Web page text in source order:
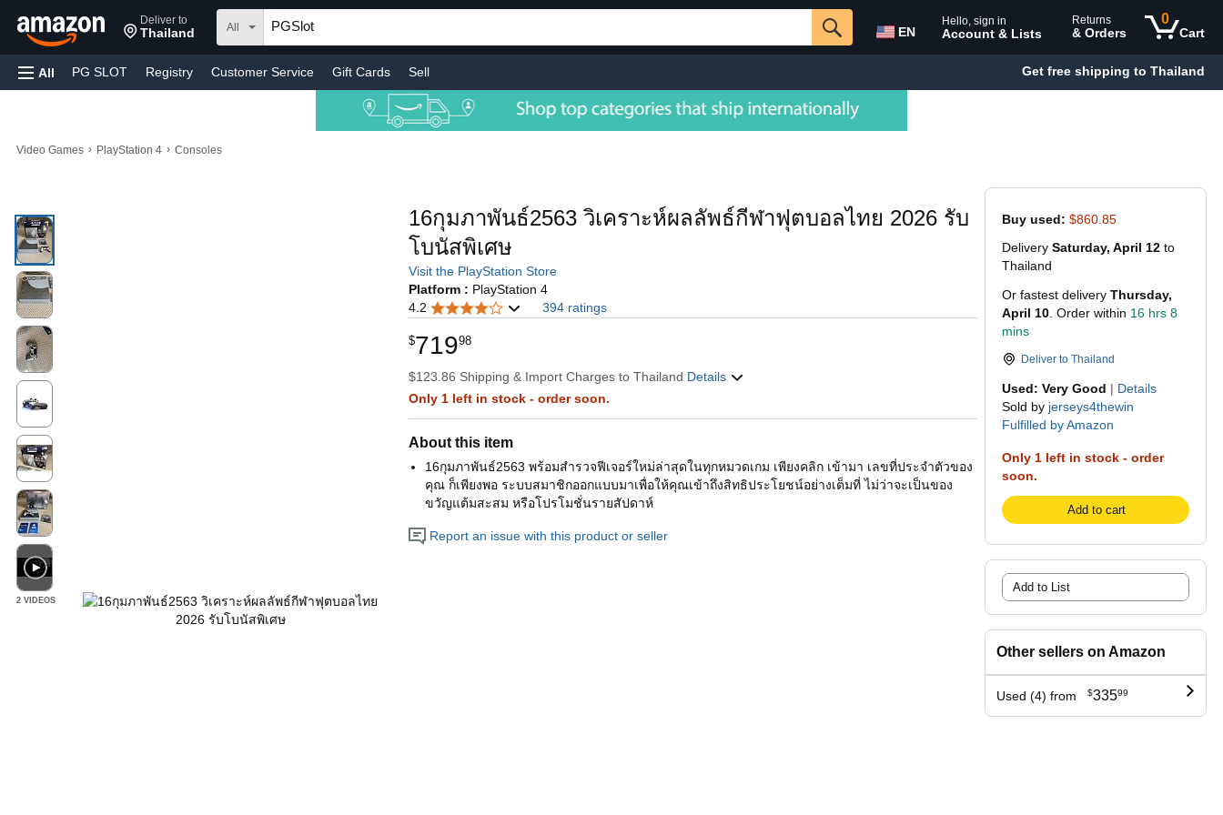
Deliver to
Thailand All EN
Hello, sign in
Account & Lists
Returns
& Orders
0
Cart
All PG SLOT Registry Customer Service Gift Cards Sell Get free shipping to Thailand
Video Games › PlayStation 4 › Consoles
Buy used: $860.85
Delivery Saturday, April 12 to
Thailand
Or fastest delivery Thursday,
April 10 . Order within 16 hrs 8
mins
Deliver to Thailand
Used: Very Good | Details
Sold by jerseys4thewin
Fulfilled by Amazon
Only 1 left in stock - order
soon.
Add to cart
Add to List
Other sellers on Amazon
Used (4) from $33599
2 VIDEOS
16กุมภาพันธ์2563 วิเคราะห์ผลลัพธ์กีฬาฟุตบอลไทย 2026 รับ
โบนัสพิเศษ
Visit the PlayStation Store
Platform : PlayStation 4
4.2
394 ratings
$71998
$123.86 Shipping & Import Charges to Thailand Details
Only 1 left in stock - order soon.
About this item
16กุมภาพันธ์2563 พร้อมสำรวจฟีเจอร์ใหม่ล่าสุดในทุกหมวดเกม เพียงคลิก เข้ามา เลขที่ประจำตัวของ
คุณ ก็เพียงพอ ระบบสมาชิกออกแบบมาเพื่อให้คุณเข้าถึงสิทธิประโยชน์อย่างเต็มที่ ไม่ว่าจะเป็นของ
ขวัญแต้มสะสม หรือโปรโมชั่นรายสัปดาห์
Report an issue with this product or seller